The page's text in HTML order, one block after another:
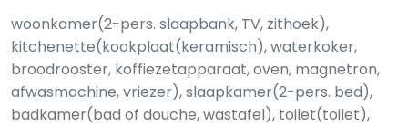
woonkamer(2-pers. slaapbank, TV, zithoek),
kitchenette(kookplaat(keramisch), waterkoker,
broodrooster, koffiezetapparaat, oven, magnetron,
afwasmachine, vriezer), slaapkamer(2-pers. bed),
badkamer(bad of douche, wastafel), toilet(toilet),